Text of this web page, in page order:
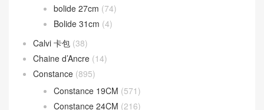
Birkin 35CM (84)
Birkin 40CM (24)
Birkin Shadow
Bolide(224)
Bolide 1923 Mini
Bolide 25cm(52)
bolide 27cm(74)